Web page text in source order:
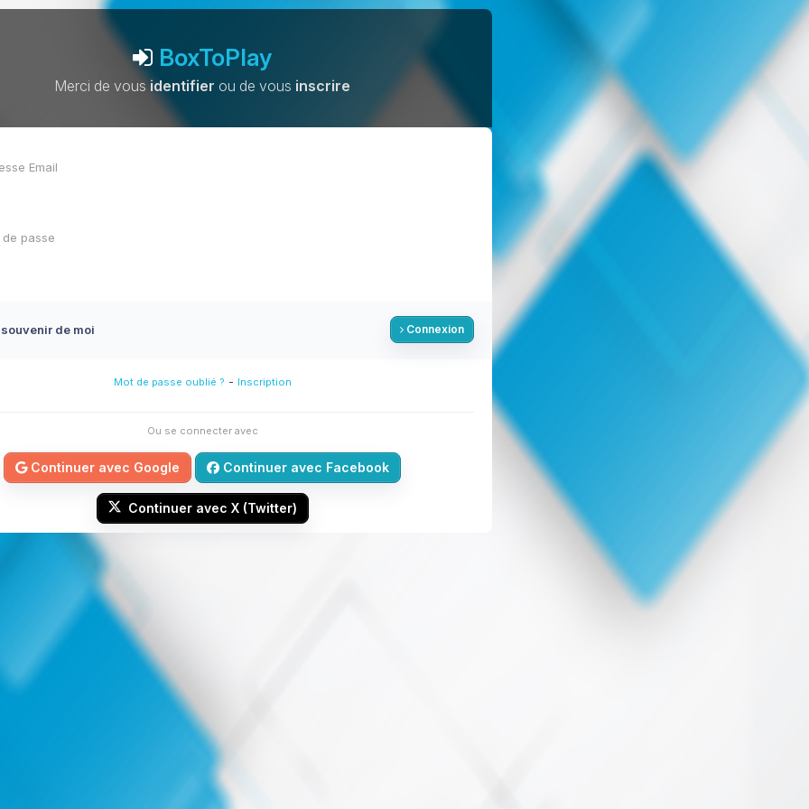
BoxToPlay
Merci de vousidentifier ou de vous inscrire
de moi Connexion
Mot de passe oublié ? - Inscription
Ou se connecter avec
Continuer avec Google Continuer avec Facebook
Continuer avec X (Twitter)